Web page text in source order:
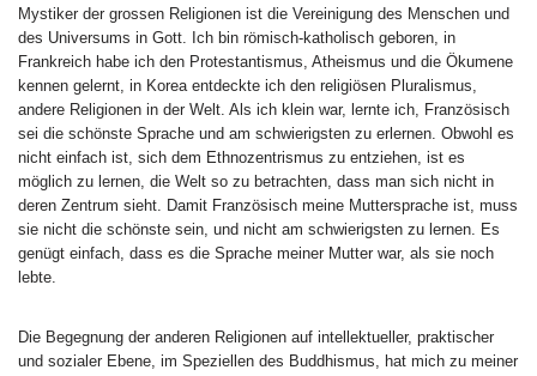
Mystiker der grossen Religionen ist die Vereinigung des Menschen und
des Universums in Gott. Ich bin römisch-katholisch geboren, in
Frankreich habe ich den Protestantismus, Atheismus und die Ökumene
kennen gelernt, in Korea entdeckte ich den religiösen Pluralismus,
andere Religionen in der Welt. Als ich klein war, lernte ich, Französisch
sei die schönste Sprache und am schwierigsten zu erlernen. Obwohl es
nicht einfach ist, sich dem Ethnozentrismus zu entziehen, ist es
möglich zu lernen, die Welt so zu betrachten, dass man sich nicht in
deren Zentrum sieht. Damit Französisch meine Muttersprache ist, muss
sie nicht die schönste sein, und nicht am schwierigsten zu lernen. Es
genügt einfach, dass es die Sprache meiner Mutter war, als sie noch
lebte.
Die Begegnung der anderen Religionen auf intellektueller, praktischer
und sozialer Ebene, im Speziellen des Buddhismus, hat mich zu meiner